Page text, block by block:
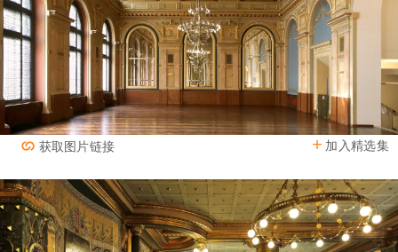
加入精选集
获取图片链接